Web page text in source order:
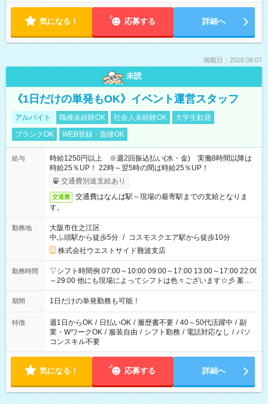
気になる！ 応募する 詳細へ
掲載日：2026.08.07
未読
《1日だけの単発もOK》イベント運営スタッフ
アルバイト 職種未経験OK 社会人未経験OK
大学生歓迎
ブランクOK
WEB登録・面接OK
給与
時給1250円以上 ※週2回振込払い(水・金) 実働8時間以降は
時給25％UP！ 22時～翌5時の間は時給25％UP！
交通費別途支給あり
交通費
交通費はなんば駅～現場の最寄駅までの支給となりま
す。
勤務地
大阪市住之江区
中ふ頭駅から徒歩5分 / コスモスクエア駅から徒歩10分
株式会社ウエストサイド難波支店
勤務時間
▽シフト時間例 07:00～10:00 09:00～17:00 13:00～17:00 22:00
～29:00 他にも現場によってシフトは色々ございます☆彡 案件
次第では午前中で終わるお仕事も...！
期間 1日だけの単発勤務も可能！
特徴 週1日からOK / 日払いOK / 履歴書不要 / 40～50代活躍中 / 副
業・WワークOK / 服装自由 / シフト勤務 / 電話対応なし / パソ
コンスキル不要
気になる！ 応募する 詳細へ